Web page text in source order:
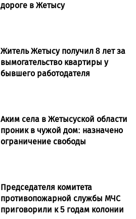
дороге в Жетысу
Житель Жетысу получил 8 лет за
вымогательство квартиры у
бывшего работодателя
Аким села в Жетысуской области
проник в чужой дом: назначено
ограничение свободы
Председателя комитета
противопожарной службы МЧС
приговорили к 5 годам колонии